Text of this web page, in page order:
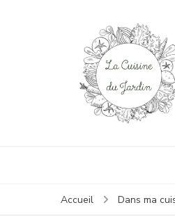
Accueil Dans ma